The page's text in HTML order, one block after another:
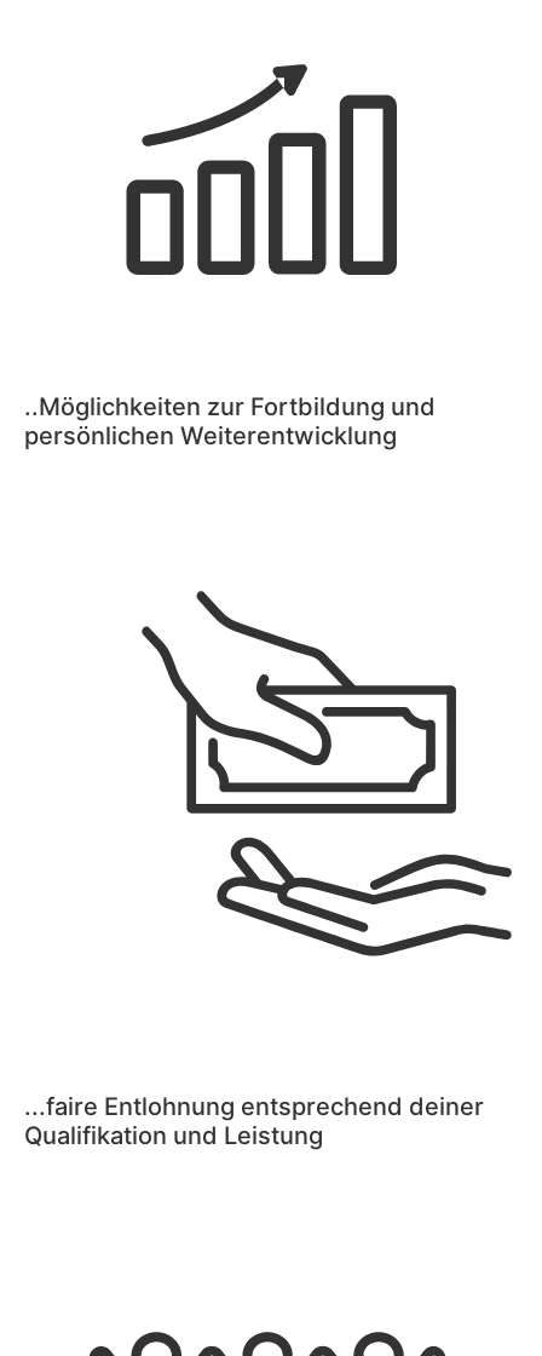
..Möglichkeiten zur Fortbildung und
persönlichen Weiterentwicklung
...faire Entlohnung entsprechend deiner
Qualifikation und Leistung